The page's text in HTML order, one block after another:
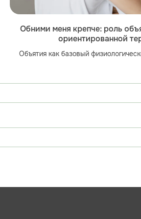
Обними меня крепче: роль
ориентированной
Объятия как базовый